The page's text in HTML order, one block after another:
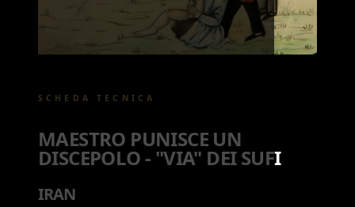
SCHEDA TECNICA
MAESTRO PUNISCE UN
DISCEPOLO - "VIA" DEI SUFI
IRAN